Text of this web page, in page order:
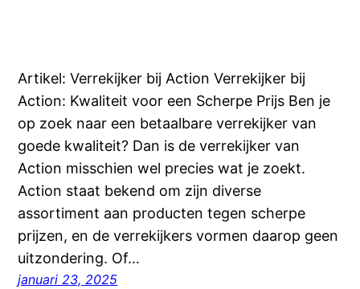
Artikel: Verrekijker bij Action Verrekijker bij
Action: Kwaliteit voor een Scherpe Prijs Ben je
op zoek naar een betaalbare verrekijker van
goede kwaliteit? Dan is de verrekijker van
Action misschien wel precies wat je zoekt.
Action staat bekend om zijn diverse
assortiment aan producten tegen scherpe
prijzen, en de verrekijkers vormen daarop geen
uitzondering. Of…
januari 23, 2025